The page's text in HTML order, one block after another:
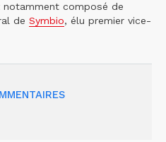
composé de
de Symbio, élu premier vice-